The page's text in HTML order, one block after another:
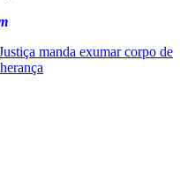
manda exumar corpo de